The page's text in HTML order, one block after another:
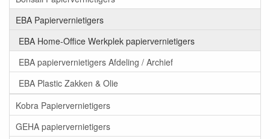
EBA Papiervernietigers
EBA Home-Office Werkplek papiervernietigers
EBA papiervernietigers Afdeling / Archief
EBA Plastic Zakken & Olie
Kobra Papiervernietigers
GEHA papiervernietigers